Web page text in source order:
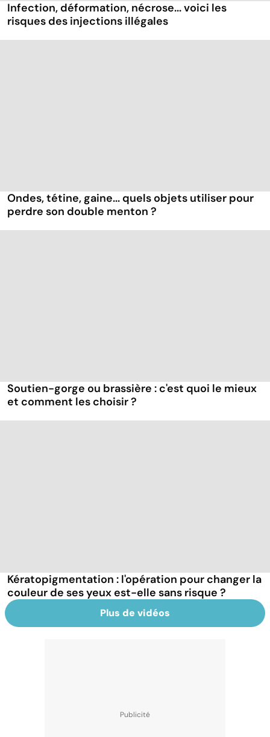
Infection, déformation, nécrose... voici les
risques des injections illégales
Ondes, tétine, gaine... quels objets utiliser pour
perdre son double menton ?
Soutien-gorge ou brassière : c'est quoi le mieux
et comment les choisir ?
Kératopigmentation : l'opération pour changer la
couleur de ses yeux est-elle sans risque ?
Plus de vidéos